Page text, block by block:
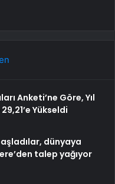
Anketi’ne Göre, Yıl
Yükseldi
dünyaya
talep yağıyor